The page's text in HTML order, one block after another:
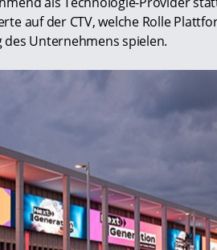
auf der CTV, welche Rolle
Unternehmens spielen.